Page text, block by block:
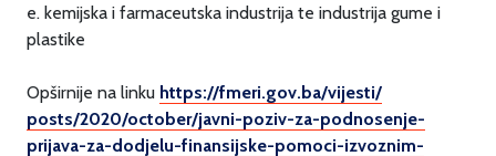
e. kemijska i farmaceutska industrija te industrija gume i
plastike
Opširnije na linku https://fmeri.gov.ba/vijesti/
posts/2020/october/javni-poziv-za-podnosenje-
prijava-za-dodjelu-finansijske-pomoci-izvoznim-